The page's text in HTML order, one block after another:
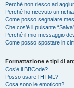
Perché non riesco ad
Perché ho ricevuto un
Come posso segnalare
Che cos’è il pulsante
Perché il mio messaggio
Come posso spostare in
Formattazione e tipi di
Cos’è il BBCode?
Posso usare l’HTML?
Cosa sono le emoticon?